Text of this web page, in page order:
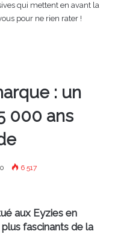
qui mettent en avant la
pour ne rien rater !
: un
000 ans
0 6 517
aux Eyzies en
fascinants de la